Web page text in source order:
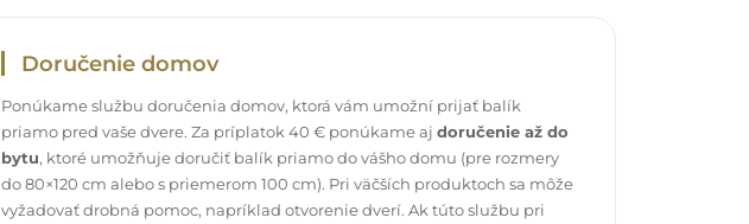
Doručenie domov
Ponúkame službu doručenia domov, ktorá vám umožní prijať balík
priamo pred vaše dvere. Za príplatok 40 € ponúkame aj doručenie až do
bytu, ktoré umožňuje doručiť balík priamo do vášho domu (pre rozmery
do 80×120 cm alebo s priemerom 100 cm). Pri väčších produktoch sa môže
vyžadovať drobná pomoc, napríklad otvorenie dverí. Ak túto službu pri